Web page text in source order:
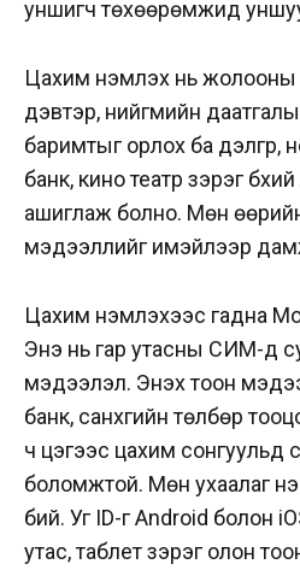
уншигч төхөөрөмжид
Цахим үнэмлэх нь жолооны
дэвтэр, нийгмийн
баримтыг орлох ба
банк, кино театр зэрэг
ашиглаж болно. Мөн
мэдээллийг имэйлээр
Цахим үнэмлэхээс гадна
Энэ нь гар утасны СИМ-д
мэдээлэл. Энэхүү тоон
банк, санхүүгийн төлбөр
ч цэгээс цахим сонгуульд
боломжтой. Мөн ухаалаг
бий. Уг ID-г Android болон
утас, таблет зэрэг олон